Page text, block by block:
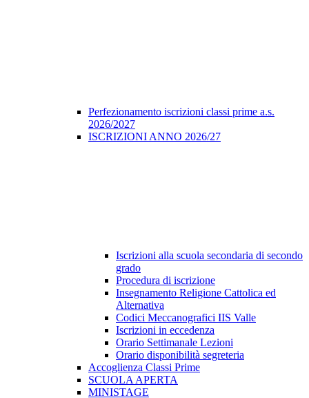
Perfezionamento iscrizioni classi prime a.s.
2026/2027
ISCRIZIONI ANNO 2026/27
Iscrizioni alla scuola secondaria di secondo
grado
Procedura di iscrizione
Insegnamento Religione Cattolica ed
Alternativa
Codici Meccanografici IIS Valle
Iscrizioni in eccedenza
Orario Settimanale Lezioni
Orario disponibilità segreteria
Accoglienza Classi Prime
SCUOLA APERTA
MINISTAGE